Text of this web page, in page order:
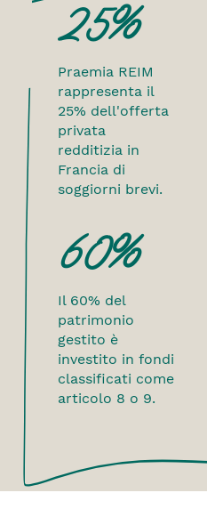
25%
Praemia REIM
rappresenta il
25% dell'offerta
privata
redditizia in
Francia di
soggiorni brevi.
60%
Il 60% del
patrimonio
gestito è
investito in fondi
classificati come
articolo 8 o 9.